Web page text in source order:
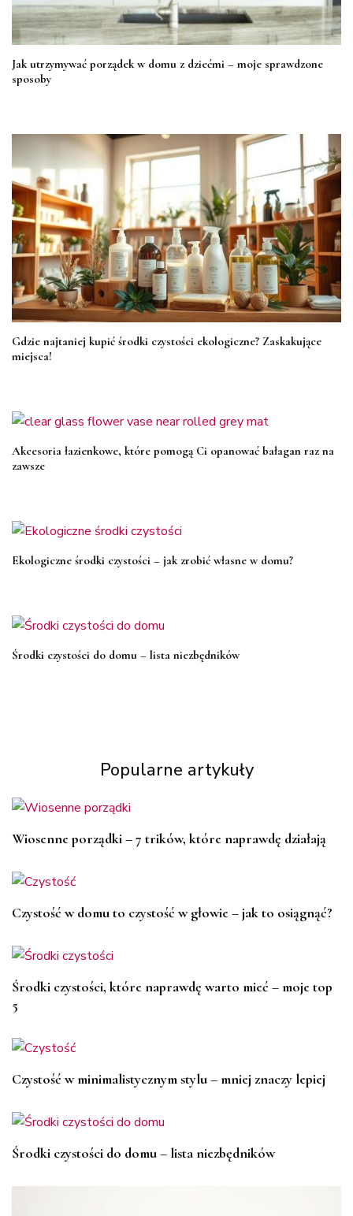
Jak utrzymywać porządek w domu z dziećmi – moje sprawdzone
sposoby
Gdzie najtaniej kupić środki czystości ekologiczne? Zaskakujące
miejsca!
Akcesoria łazienkowe, które pomogą Ci opanować bałagan raz na
zawsze
Ekologiczne środki czystości – jak zrobić własne w domu?
Środki czystości do domu – lista niezbędników
Popularne artykuły
Wiosenne porządki – 7 trików, które naprawdę działają
Czystość w domu to czystość w głowie – jak to osiągnąć?
Środki czystości, które naprawdę warto mieć – moje top
5
Czystość w minimalistycznym stylu – mniej znaczy lepiej
Środki czystości do domu – lista niezbędników